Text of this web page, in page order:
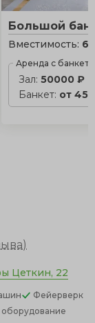
Большой
Вместимость:
Аренда с
Зал:50000 ₽
Банкет: от
)
Цеткин, 22
Фейерверк